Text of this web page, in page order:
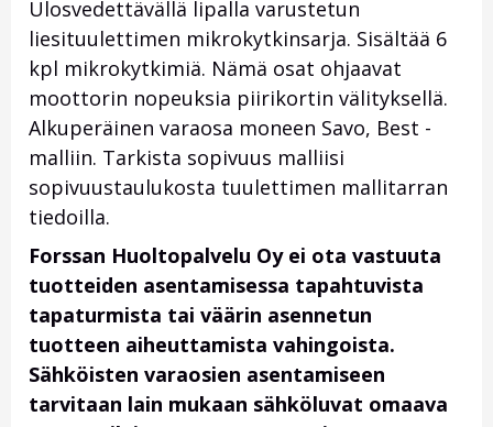
Ulosvedettävällä lipalla varustetun
liesituulettimen mikrokytkinsarja. Sisältää 6
kpl mikrokytkimiä. Nämä osat ohjaavat
moottorin nopeuksia piirikortin välityksellä.
Alkuperäinen varaosa moneen Savo, Best -
malliin. Tarkista sopivuus malliisi
sopivuustaulukosta tuulettimen mallitarran
tiedoilla.
Forssan Huoltopalvelu Oy ei ota vastuuta
tuotteiden asentamisessa tapahtuvista
tapaturmista tai väärin asennetun
tuotteen aiheuttamista vahingoista.
Sähköisten varaosien asentamiseen
tarvitaan lain mukaan sähköluvat omaava